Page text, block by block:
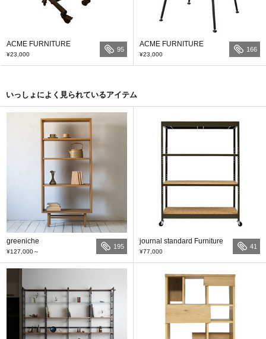
ACME FURNITURE
¥23,000
95
ACME FURNITURE
¥23,000
166
いっしょによく見られているアイテム
greeniche
¥127,000～
195
journal standard Furniture
¥77,000
41